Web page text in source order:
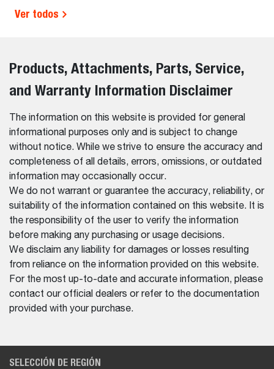
Ver todos
Products, Attachments, Parts, Service,
and Warranty Information Disclaimer
The information on this website is provided for general
informational purposes only and is subject to change
without notice. While we strive to ensure the accuracy and
completeness of all details, errors, omissions, or outdated
information may occasionally occur.
We do not warrant or guarantee the accuracy, reliability, or
suitability of the information contained on this website. It is
the responsibility of the user to verify the information
before making any purchasing or usage decisions.
We disclaim any liability for damages or losses resulting
from reliance on the information provided on this website.
For the most up-to-date and accurate information, please
contact our official dealers or refer to the documentation
provided with your purchase.
SELECCIÓN DE REGIÓN